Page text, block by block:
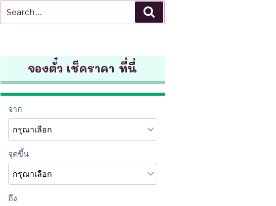
for:
จองตั๋ว เช็คราคา ที่นี่